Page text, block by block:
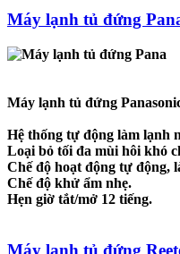
Máy lạnh tủ đứng
Máy lạnh tủ đứng
Hệ thống tự động làm lạnh
Loại bỏ tối đa mùi hôi khó
Chế độ hoạt động tự động,
Chế độ khử ẩm nhẹ.
Hẹn giờ tắt/mở 12 tiếng.
Máy lạnh tủ đứng